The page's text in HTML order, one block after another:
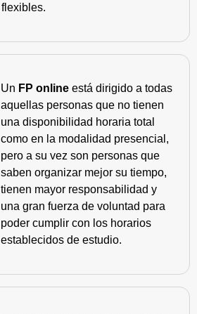
flexibles.
Un FP online está dirigido a todas
aquellas personas que no tienen
una disponibilidad horaria total
como en la modalidad presencial,
pero a su vez son personas que
saben organizar mejor su tiempo,
tienen mayor responsabilidad y
una gran fuerza de voluntad para
poder cumplir con los horarios
establecidos de estudio.